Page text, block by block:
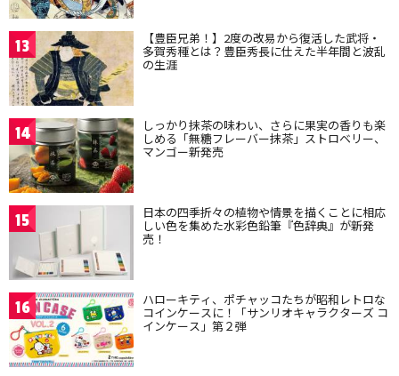
13 【豊臣兄弟！】2度の改易から復活した武将・
多賀秀種とは？豊臣秀長に仕えた半年間と波乱
の生涯
14 しっかり抹茶の味わい、さらに果実の香りも楽
しめる「無糖フレーバー抹茶」ストロベリー、
マンゴー新発売
15 日本の四季折々の植物や情景を描くことに相応
しい色を集めた水彩色鉛筆『色辞典』が新発
売！
16 ハローキティ、ポチャッコたちが昭和レトロな
コインケースに！「サンリオキャラクターズ コ
インケース」第２弾